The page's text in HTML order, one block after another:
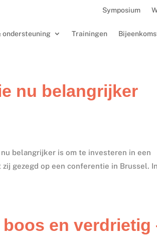
Symposium
ondersteuning Trainingen
nu belangrijker
belangrijker is om te investeren in een
gezegd op een conferentie in Brussel.
en verdrietig